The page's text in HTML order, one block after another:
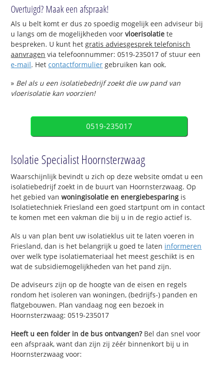
Overtuigd? Maak een afspraak!
Als u belt komt er dus zo spoedig mogelijk een adviseur bij
u langs om de mogelijkheden voorvloerisolatie te
bespreken. U kunt hetgratis adviesgesprek telefonisch
aanvragen via telefoonnummer: 0519-235017 of stuur een
e-mail. Hetcontactformulier gebruiken kan ook.
» Bel als u een isolatiebedrijf zoekt die uw pand van
vloerisolatie kan voorzien!
0519-235017
Isolatie Specialist Hoornsterzwaag
Waarschijnlijk bevindt u zich op deze website omdat u een
isolatiebedrijf zoekt in de buurt van Hoornsterzwaag. Op
het gebied vanwoningisolatie en energiebesparing is
Isolatietechniek Friesland een goed startpunt om in contact
te komen met een vakman die bij u in de regio actief is.
Als u van plan bent uw isolatieklus uit te laten voeren in
Friesland, dan is het belangrijk u goed te laten informeren
over welk type isolatiemateriaal het meest geschikt is en
wat de subsidiemogelijkheden van het pand zijn.
De adviseurs zijn op de hoogte van de eisen en regels
rondom het isoleren van woningen, (bedrijfs-) panden en
flatgebouwen. Plan vandaag nog een bezoek in
Hoornsterzwaag: 0519-235017
Heeft u een folder in de bus ontvangen?Bel dan snel voor
een afspraak, want dan zijn zij zéér binnenkort bij u in
Hoornsterzwaag voor: